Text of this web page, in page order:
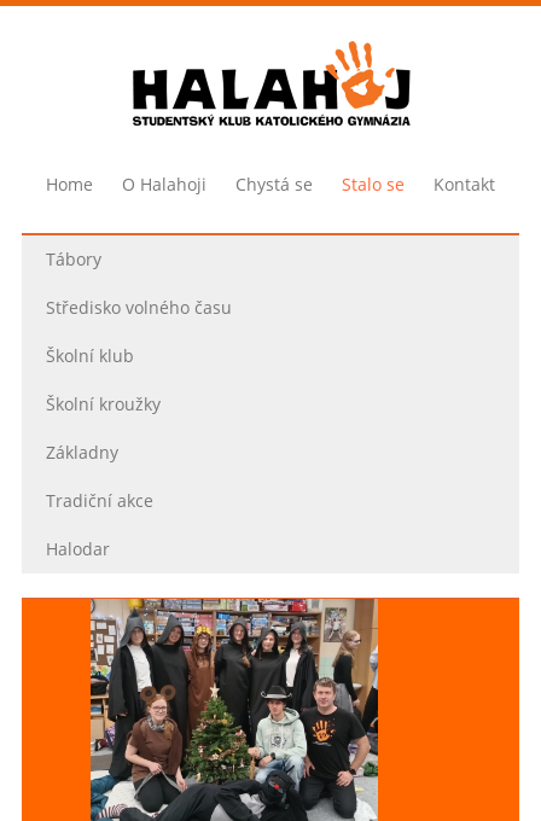
Home O Halahoji Chystá se Stalo se Kontakt
Tábory
Středisko volného času
Školní klub
Školní kroužky
Základny
Tradiční akce
Halodar